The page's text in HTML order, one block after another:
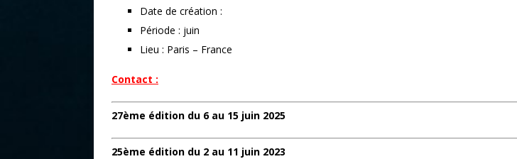
Date de création :
Période : juin
Lieu : Paris – France
Contact :
27ème édition du 6 au 15 juin 2025
25ème édition du 2 au 11 juin 2023